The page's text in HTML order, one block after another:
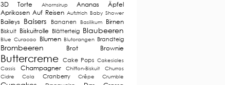
3D Torte Ahornsirup Ananas
Äpfel
Aprikosen Auf Reisen Aufstrich Baby Shower
Baileys Baisers Bananen Basilikum Birnen
Biskuit Biskuitrolle Blätterteig Blaubeeren
Blue Curacao Blumen Blutorangen Brandteig
Brombeeren Brot Brownie
Buttercreme Cake Pops Cakesicles
Cassis
Champagner Chiffon-Biskuit
Churros
Cidre
Cola Cranberry Crêpe Crumble